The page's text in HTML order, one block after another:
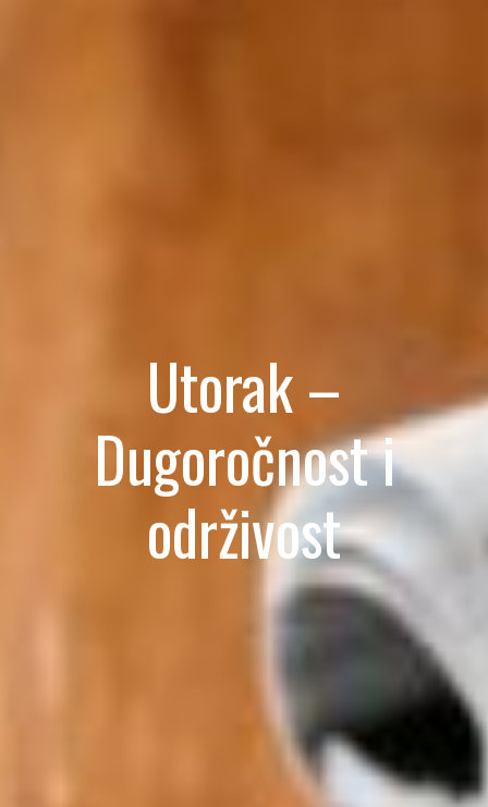
Utorak –
Dugoročnost i
održivost